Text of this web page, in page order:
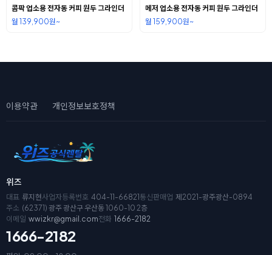
콤팍 업소용 전자동 커피 원두 그라인더
월 139,900원~
메저 업소용 전자동 커피 원두 그라인더
월 159,900원~
이용약관 개인정보보호정책
위즈
대표 류지현사업자등록번호 404-11-66821 통신판매업 제2021-광주광산-0894
주소 (62371) 광주 광산구 우산동 1060-10 2층
이메일 wwizkr@gmail.com전화 1666-2182
1666-2182